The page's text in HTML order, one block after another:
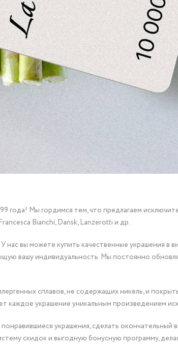
года! Мы гордимся тем, что предлагаем
Bianchi, Dansk, Lanzerotti и др.
вы можете купить качественные украшения в
вашу индивидуальность. Мы постоянно
сплавов, не содержащих никель, и
каждое украшение уникальным произведением
украшения, сделать окончательный
скидок и выгодную бонусную программу,